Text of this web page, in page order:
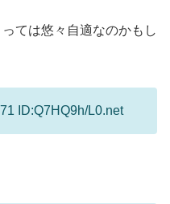
ては悠々自適なのかもし
ID:Q7HQ9h/L0.net